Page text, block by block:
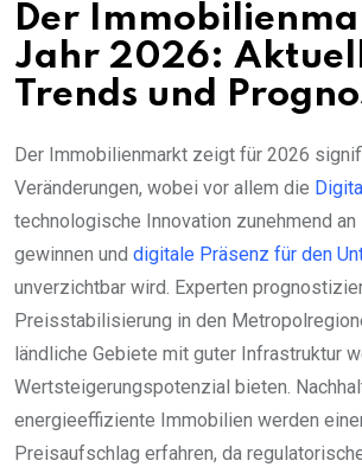
Der
Jahr 2026:
Trends und
Der Immobilienmarkt zeigt für 2026
Veränderungen, wobei vor allem die
technologische Innovation zunehmend an
gewinnen und digitale Präsenz für den
unverzichtbar wird. Experten
Preisstabilisierung in den
ländliche Gebiete mit guter Infrastruktur
Wertsteigerungspotenzial bieten.
energieeffiziente Immobilien werden
Preisaufschlag erfahren, da